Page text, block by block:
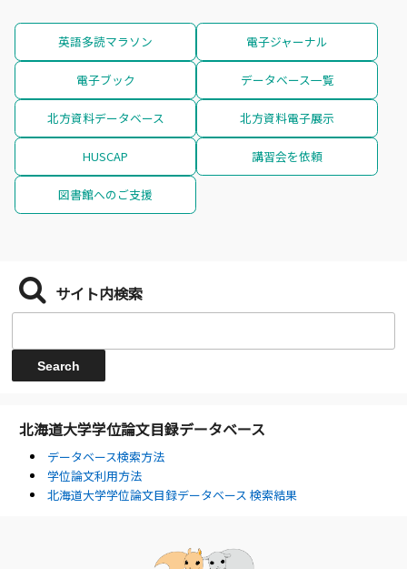
英語多読マラソン 電子ジャーナル
電子ブック データベース一覧
北方資料データベース 北方資料電子展示
HUSCAP 講習会を依頼
図書館へのご支援
サイト内検索
北海道大学学位論文目録データベース
データベース検索方法
学位論文利用方法
北海道大学学位論文目録データベース 検索結果